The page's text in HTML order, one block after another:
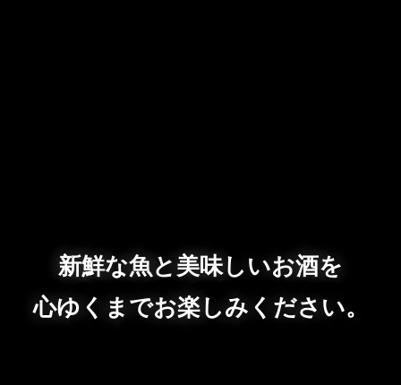
新鮮な魚と美味しいお酒を
心ゆくまでお楽しみください。